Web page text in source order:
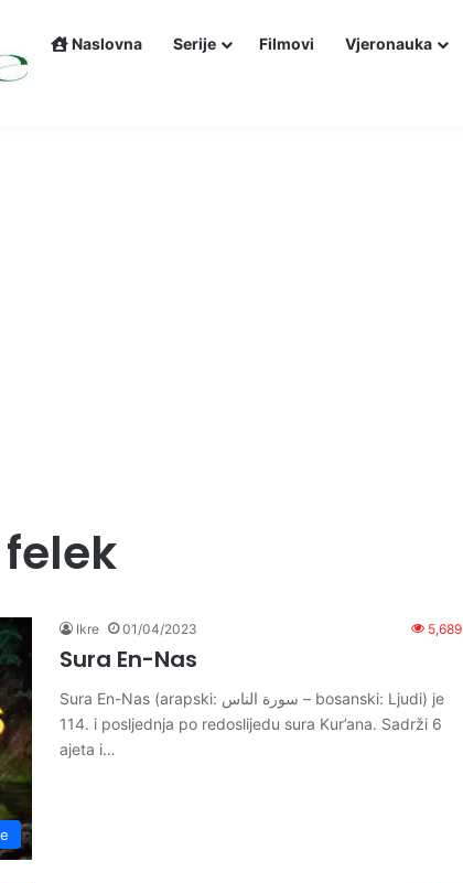
Naslovna Serije Filmovi Vjeronauka
Ikre 01/04/2023 5,689
Sura En-Nas
Sura En-Nas (arapski: سورة الناس – bosanski: Ljudi) je
114. i posljednja po redoslijedu sura Kur’ana. Sadrži 6
ajeta i…